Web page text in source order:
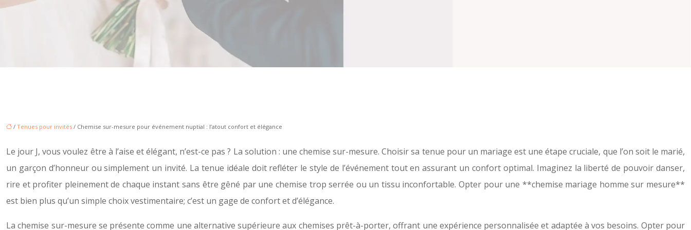
/ Tenues pour invités / Chemise sur-mesure pour événement nuptial : l’atout confort et élégance
Le jour J, vous voulez être à l’aise et élégant, n’est-ce pas ? La solution : une chemise sur-mesure. Choisir sa tenue pour un mariage est une étape cruciale, que l’on soit le marié,
un garçon d’honneur ou simplement un invité. La tenue idéale doit refléter le style de l’événement tout en assurant un confort optimal. Imaginez la liberté de pouvoir danser,
rire et profiter pleinement de chaque instant sans être gêné par une chemise trop serrée ou un tissu inconfortable. Opter pour une **chemise mariage homme sur mesure**
est bien plus qu’un simple choix vestimentaire; c’est un gage de confort et d’élégance.
La chemise sur-mesure se présente comme une alternative supérieure aux chemises prêt-à-porter, offrant une expérience personnalisée et adaptée à vos besoins. Opter pour